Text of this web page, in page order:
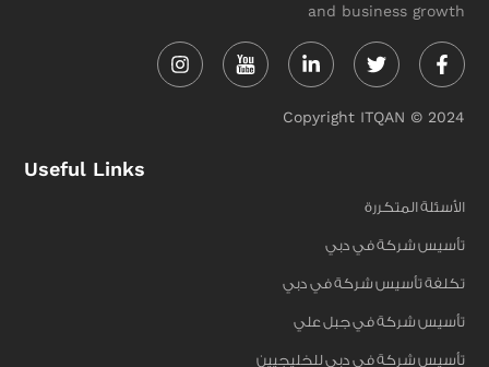
and business growth
in f
Copyright ITQAN © 2024
Useful Links
الأسئلة المتكررة
تأسيس شركة في دبي
تكلفة تأسيس شركة في دبي
تأسيس شركة في جبل علي
تأسيس شركة في دبي للخليجيين